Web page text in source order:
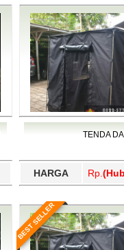
TENDA
HARGA Rp.
BEST SELLER